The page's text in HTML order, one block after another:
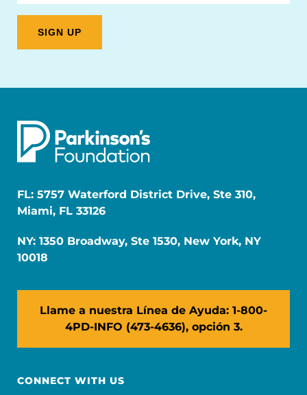
FL: 5757 Waterford District Drive, Ste 310,
Miami, FL 33126
NY: 1350 Broadway, Ste 1530, New York, NY
10018
Llame a nuestra Línea de Ayuda: 1-800-
4PD-INFO (473-4636), opción 3.
CONNECT WITH US